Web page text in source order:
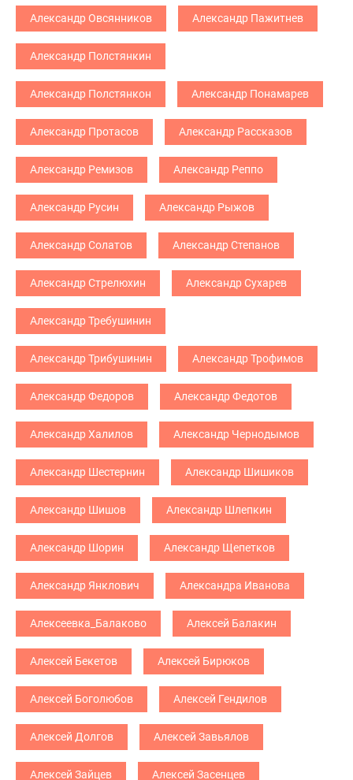
Александр Овсянников Александр Пажитнев
Александр Полстянкин
Александр Полстянкон Александр Понамарев
Александр Протасов Александр Рассказов
Александр Ремизов Александр Реппо
Александр Русин Александр Рыжов
Александр Солатов Александр Степанов
Александр Стрелюхин Александр Сухарев
Александр Требушинин
Александр Трибушинин Александр Трофимов
Александр Федоров Александр Федотов
Александр Халилов Александр Чернодымов
Александр Шестернин Александр Шишиков
Александр Шишов Александр Шлепкин
Александр Шорин Александр Щепетков
Александр Янклович Александра Иванова
Алексеевка_Балаково Алексей Балакин
Алексей Бекетов Алексей Бирюков
Алексей Боголюбов Алексей Гендилов
Алексей Долгов Алексей Завьялов
Алексей Зайцев Алексей Засенцев